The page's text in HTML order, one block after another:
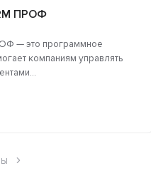
ПРОФ
— это программное
компаниям управлять